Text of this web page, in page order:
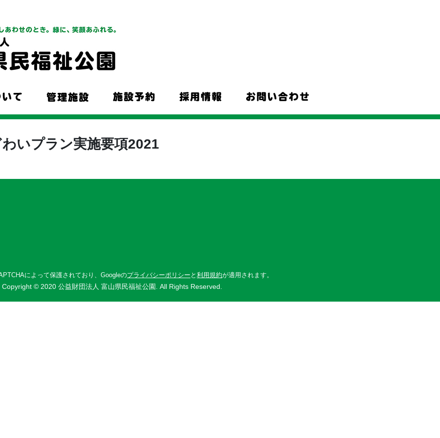
いプラン実施要項2021
によって保護されており、 Googleのプライバシーポリシー と 利用規約が適用されます。
Copyright © 2020 公益財団法人 富山県民福祉公園. All Rights Reserved.